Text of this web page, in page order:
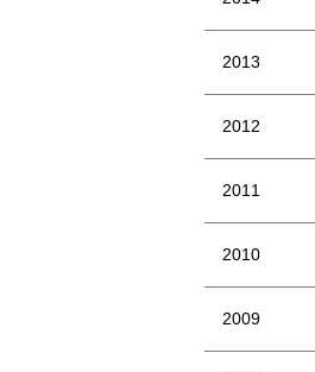
2013
2012
2011
2010
2009